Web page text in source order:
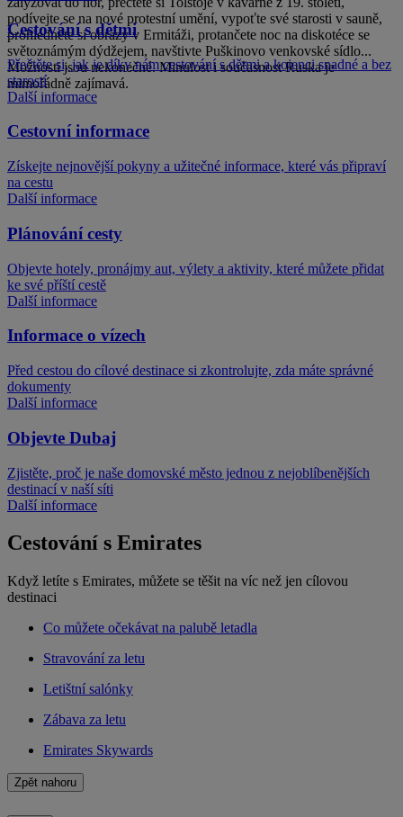
podívejte se na nové protestní umění, vypoťte své starosti v sauně,
prohlédněte si obrazy v Ermitáži, protančete noc na diskotéce se
světoznámým dýdžejem, navštivte Puškinovo venkovské sídlo...
Možnosti jsou nekonečné. Minulost i současnost Ruska je
mimořádně zajímavá.
Cestování s dětmi
Přečtěte si, jak je díky nám cestování s dětmi a kojenci snadné a bez
starostí
Další informace
Cestovní informace
Získejte nejnovější pokyny a užitečné informace, které vás připraví
na cestu
Další informace
Plánování cesty
Objevte hotely, pronájmy aut, výlety a aktivity, které můžete přidat
ke své příští cestě
Další informace
Informace o vízech
Před cestou do cílové destinace si zkontrolujte, zda máte správné
dokumenty
Další informace
Objevte Dubaj
Zjistěte, proč je naše domovské město jednou z nejoblíbenějších
destinací v naší síti
Další informace
Cestování s Emirates
Když letíte s Emirates, můžete se těšit na víc než jen cílovou
destinaci
Co můžete očekávat na palubě letadla
Stravování za letu
Letištní salónky
Zábava za letu
Emirates Skywards
Zpět nahoru